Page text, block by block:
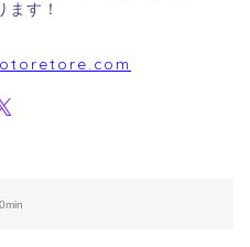
ます！